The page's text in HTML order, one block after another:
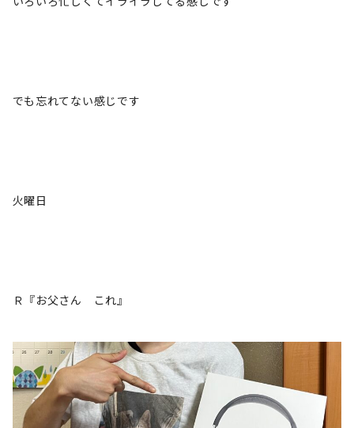
でも忘れてない感じです
火曜日
Ｒ『お父さん これ』